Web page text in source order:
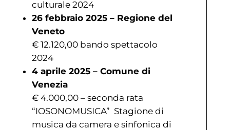
culturale 2024
26 febbraio 2025 – Regione del
Veneto
€ 12.120,00 bando spettacolo
2024
4 aprile 2025 – Comune di
Venezia
€ 4.000,00 – seconda rata
“IOSONOMUSICA” Stagione di
musica da camera e sinfonica di